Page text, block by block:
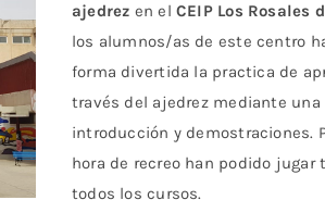
ajedrez en el CEIP Los Rosales
los alumnos/as de este centro
forma divertida la practica de
través del ajedrez mediante una
introducción y demostraciones.
hora de recreo han podido
todos los cursos.